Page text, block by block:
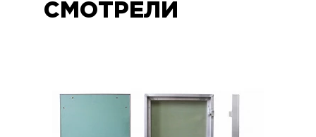
СМОТРЕЛИ